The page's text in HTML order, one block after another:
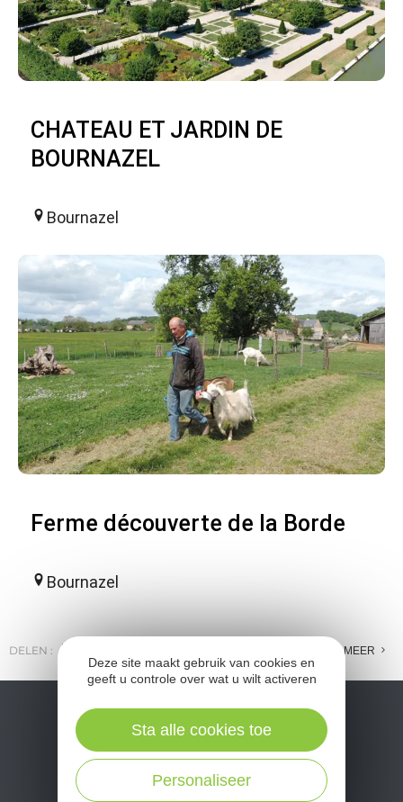
CHATEAU ET JARDIN DE
BOURNAZEL
Bournazel
Ferme découverte de la Borde
Bournazel
DELEN : MEER
Deze site maakt gebruik van cookies en
geeft u controle over wat u wilt activeren
Personaliseer
Sta alle cookies toe